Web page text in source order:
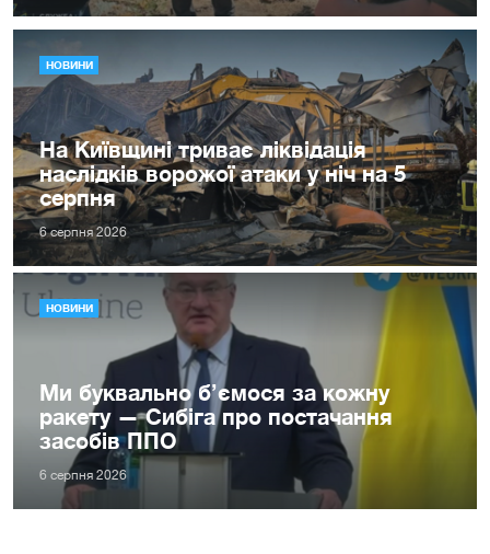
НОВИНИ
На Київщині триває ліквідація
наслідків ворожої атаки у ніч на 5
серпня
6 серпня 2026
НОВИНИ
Ми буквально б’ємося за кожну
ракету — Сибіга про постачання
засобів ППО
6 серпня 2026